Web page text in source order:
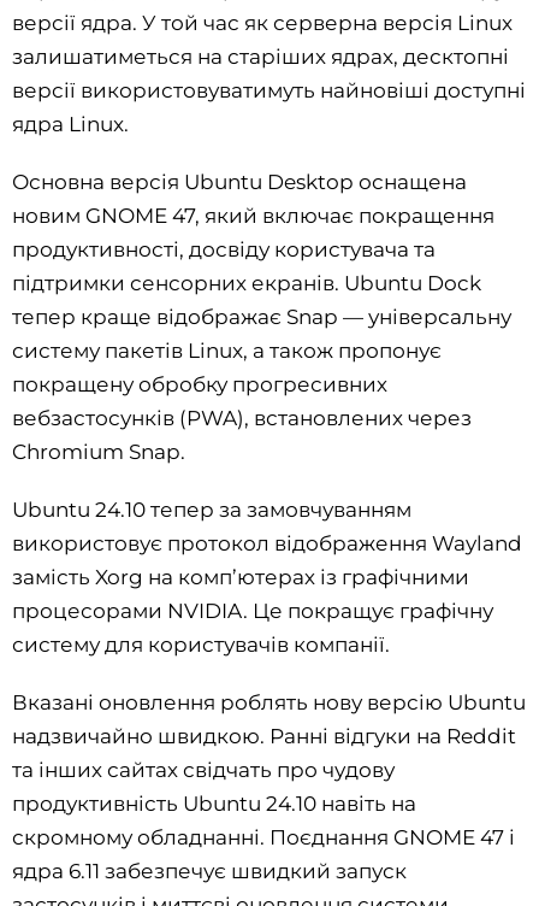
версії ядра. У той час як серверна версія Linux
залишатиметься на старіших ядрах, десктопні
версії використовуватимуть найновіші доступні
ядра Linux.
Основна версія Ubuntu Desktop оснащена
новим GNOME 47, який включає покращення
продуктивності, досвіду користувача та
підтримки сенсорних екранів. Ubuntu Dock
тепер краще відображає Snap — універсальну
систему пакетів Linux, а також пропонує
покращену обробку прогресивних
вебзастосунків (PWA), встановлених через
Chromium Snap.
Ubuntu 24.10 тепер за замовчуванням
використовує протокол відображення Wayland
замість Xorg на комп’ютерах із графічними
процесорами NVIDIA. Це покращує графічну
систему для користувачів компанії.
Вказані оновлення роблять нову версію Ubuntu
надзвичайно швидкою. Ранні відгуки на Reddit
та інших сайтах свідчать про чудову
продуктивність Ubuntu 24.10 навіть на
скромному обладнанні. Поєднання GNOME 47 і
ядра 6.11 забезпечує швидкий запуск